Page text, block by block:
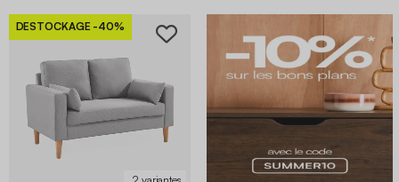
DESTOCKAGE -40%